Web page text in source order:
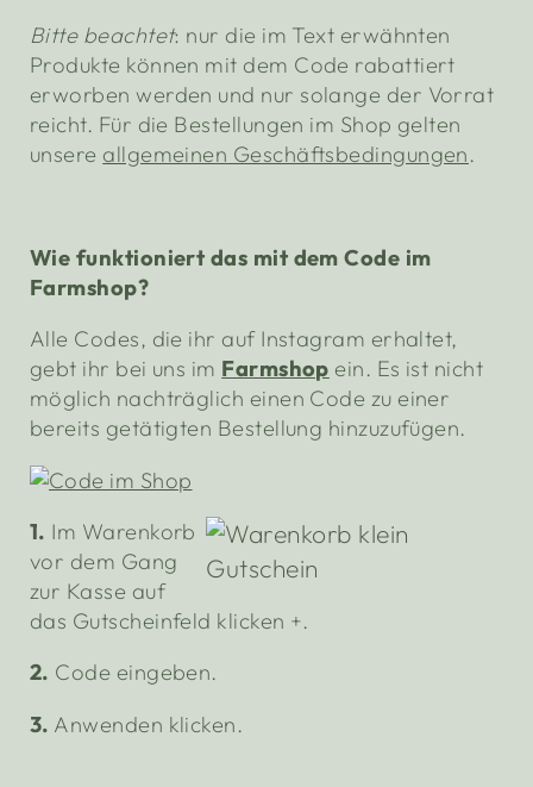
Bitte beachtet: nur die im Text erwähnten
Produkte können mit dem Code rabattiert
erworben werden und nur solange der Vorrat
reicht. Für die Bestellungen im Shop gelten
unsere allgemeinen Geschäftsbedingungen.
Wie funktioniert das mit dem Code im
Farmshop?
Alle Codes, die ihr auf Instagram erhaltet,
gebt ihr bei uns im Farmshop ein. Es ist nicht
möglich nachträglich einen Code zu einer
bereits getätigten Bestellung hinzuzufügen.
1. Im Warenkorb
vor dem Gang
zur Kasse auf
das Gutscheinfeld klicken +.
2. Code eingeben.
3. Anwenden klicken.